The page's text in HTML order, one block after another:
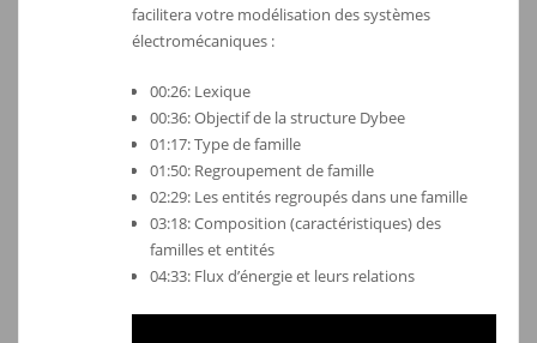
facilitera votre modélisation des systèmes
électromécaniques :
00:26: Lexique
00:36: Objectif de la structure Dybee
01:17: Type de famille
01:50: Regroupement de famille
02:29: Les entités regroupés dans une famille
03:18: Composition (caractéristiques) des
familles et entités
04:33: Flux d’énergie et leurs relations